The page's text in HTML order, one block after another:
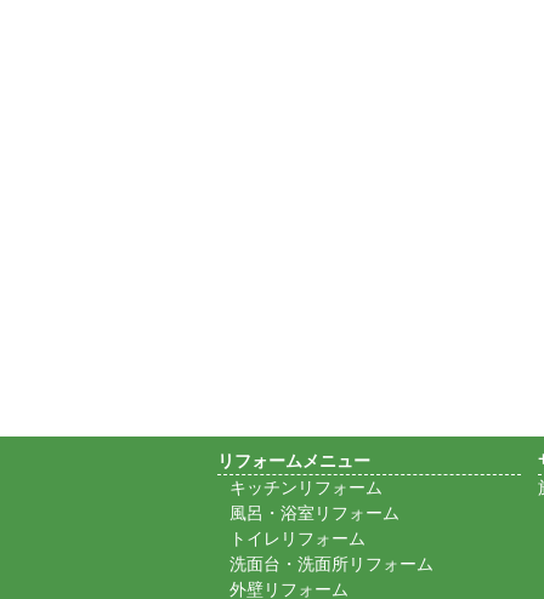
リフォームメニュー
キッチンリフォーム
風呂・浴室リフォーム
トイレリフォーム
洗面台・洗面所リフォーム
外壁リフォーム